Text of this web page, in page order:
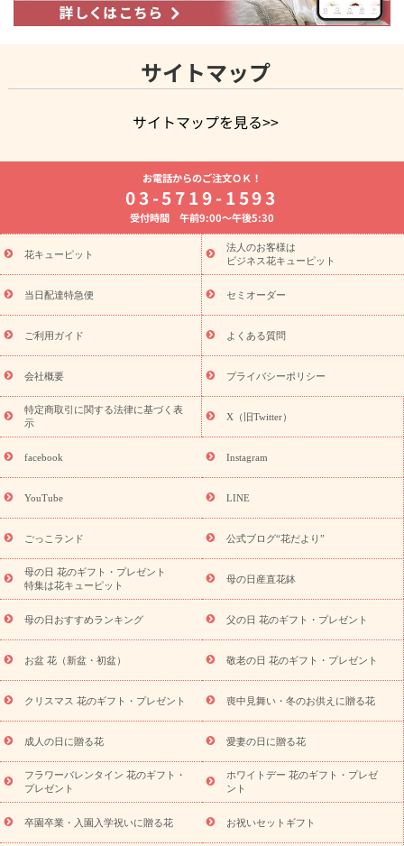
サイトマップ
サイトマップを見る>>
よく贈られる花
お祝いの花特集
誕生日フラワーギフト特
8月の誕生花(トルコキキョウ) 開店・開業祝い
お供え・お悔やみ お供え・お悔やみの花
十九日法要以降に贈る花
通夜・葬儀に贈る花
プリザーブドフラワー
季節のイベント
ひまわり ギフト・プレ
ゼント特集
お盆 花（新盆・初盆） 季節のイベント
（新盆・初盆）
お盆 花（新盆・初盆）
お盆・お供え 花とセッ
トギフト
お盆・お供え プリザーブドフラワー
ト・プレゼント特集
夏の花贈り・お中元・暑中見舞い 花のギフト
特集
敬老の日におくる花ギフト・プレゼント特集
おくる花ギフト・プレゼント特集
敬老の日 花のおすすめランキ
ング
敬老の日 花鉢植えのギフト・プレゼント特集
とセットギフト・プレゼント特集
敬老の日の花 全てのギフト一
覧
キャンペーン
映画『ウォーターガーディアンズ』コラボキャ
ンペーン
「きょう誕生日なんです」キャンペーン
誕生日の花
を探す
誕生日フラワーギフト特集
誕生日フラワーギフト商品一覧
バラ ユリ
トルコキキョウ
8月の誕生花(トルコキキョウ)
9月の誕生花(リンドウ)
ペーン
用途から探す お祝いの花特集 当日配達特急便
退職祝い
結婚記念日 結婚祝い 出産祝い
気祝い
還暦祝い・長寿祝い プチギフト
ペットのお祝いフラ
日配達特急便 お供え
お供え・お悔やみ商品一覧
お供え・お悔
やみの花
四十九日法要以降に贈る花 通夜・葬儀に贈る花
お
供え お花とセットギフト
お供え プリザーブドフラワー
ペット
のお供えフラワー
お盆（新盆・初盆） その他
お祝い返し
お見舞い
お取り寄せギフト ビジネス用 ご自宅用
観葉
植物
ミディ胡蝶蘭 プリザーブドフラワー
スタイルから探
す
アレンジメント スタンド花 お祝い
悔やみ
胡蝶蘭 胡蝶蘭・花鉢 ミディ胡蝶蘭・お祝い
ミデ
ィ胡蝶蘭・お供え
世界初の青色胡蝶蘭 観葉植物
観葉植物
産直多肉植物
プリザーブドフラワー お祝い
お供え・お悔
やみ
花とセットギフト セミオーダー
プチギフト
（hanamore -ハナモア-）
花とみどりのeギフト 花キューピッ
お電話からのご注文ＯＫ！
03-5719-1593
受付時間 午前9:00～午後5:30
花キューピット
法人のお客様は
ビジネス花キューピット
当日配達特急便 セミオーダー
ご利用ガイド よくある質問
会社概要 プライバシーポリシー
特定商取引に関する法律に基づく表
示
X（旧Twitter）
facebook Instagram
YouTube LINE
ごっこランド 公式ブログ“花だより”
母の日 花のギフト・プレゼント
特集は花キューピット
母の日産直花鉢
母の日おすすめランキング 父の日 花のギフト・プレゼント
お盆 花（新盆・初盆） 敬老の日 花のギフト・プレゼント
クリスマス 花のギフト・プレゼント 喪中見舞い・冬のお供えに贈る花
成人の日に贈る花 愛妻の日に贈る花
フラワーバレンタイン 花のギフト・
プレゼント
ホワイトデー 花のギフト・プレゼ
ント
卒園卒業・入園入学祝いに贈る花 お祝いセットギフト